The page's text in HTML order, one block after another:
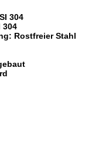
304
304
Rostfreier Stahl